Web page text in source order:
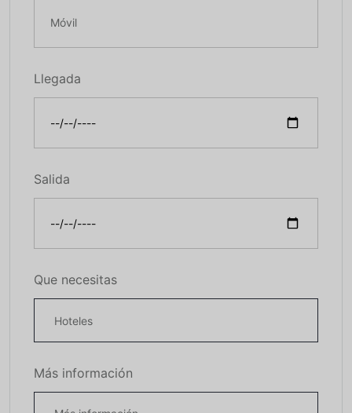
Llegada
Salida
Que necesitas
Más información